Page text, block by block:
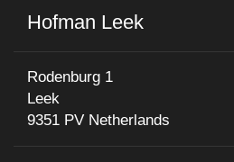
Hofman Leek
Rodenburg 1
Leek
9351 PV Netherlands